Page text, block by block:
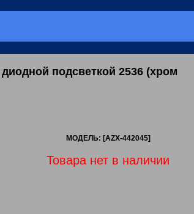
подсветкой 2536 (хром
МОДЕЛЬ: [AZX-442045]
Товара нет в наличии